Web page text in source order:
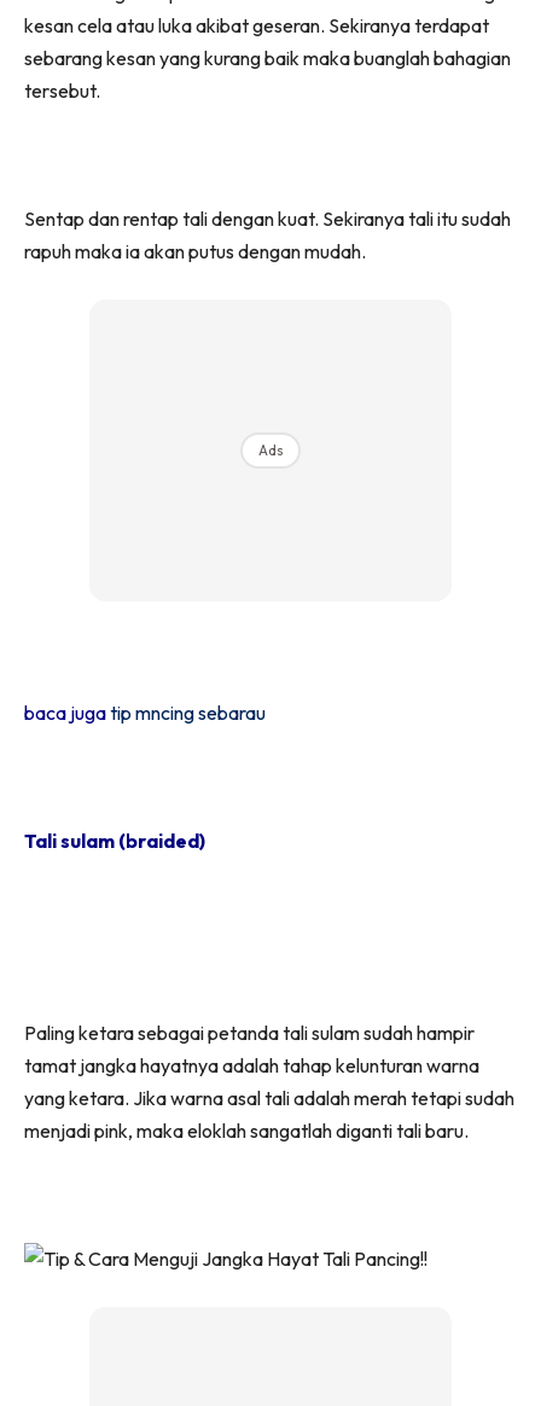
kesan cela atau luka akibat geseran. Sekiranya terdapat
sebarang kesan yang kurang baik maka buanglah bahagian
tersebut.
Sentap dan rentap tali dengan kuat. Sekiranya tali itu sudah
rapuh maka ia akan putus dengan mudah.
Ads
baca jugatip mncing sebarau
Tali sulam (braided)
Paling ketara sebagai petanda tali sulam sudah hampir
tamat jangka hayatnya adalah tahap kelunturan warna
yang ketara. Jika warna asal tali adalah merah tetapi sudah
menjadi pink, maka eloklah sangatlah diganti tali baru.